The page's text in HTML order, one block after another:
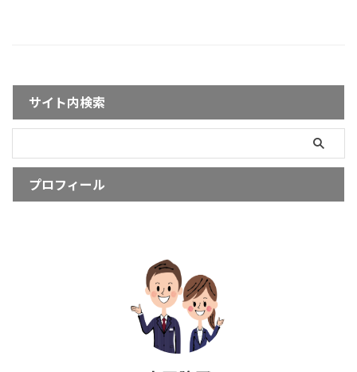
サイト内検索
プロフィール